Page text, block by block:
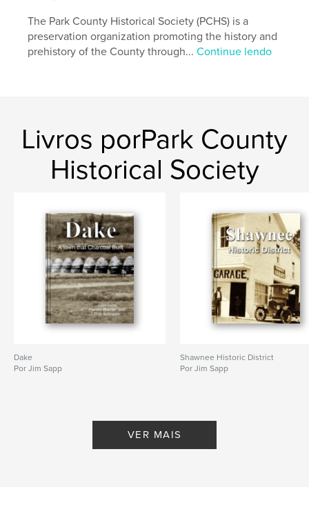
The Park County Historical Society (PCHS) is a
preservation organization promoting the history and
prehistory of the County through...Continue lendo
Livros porPark County
Historical Society
Dake
Por Jim Sapp
Shawnee Historic District
Por Jim Sapp
VER MAIS